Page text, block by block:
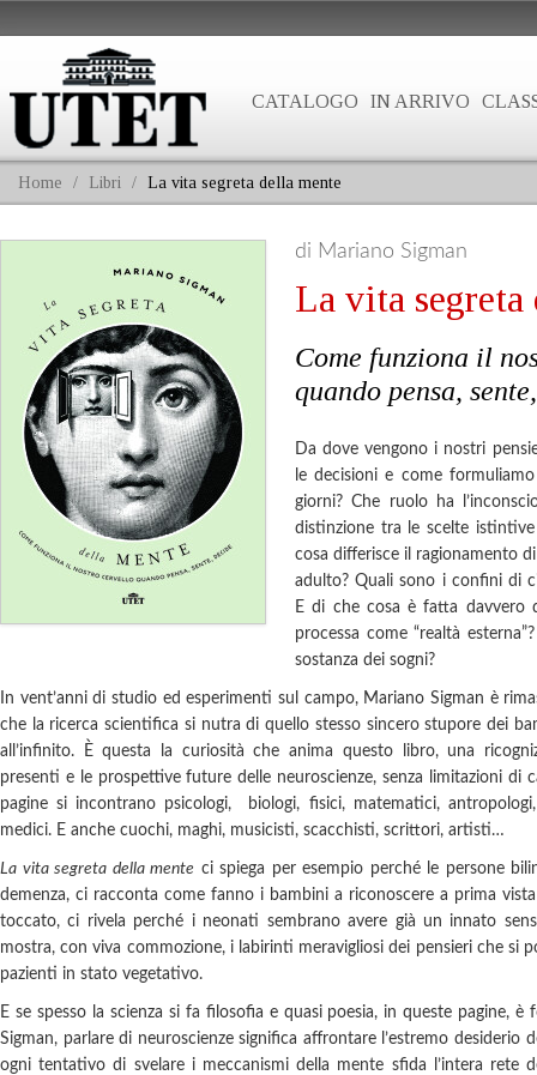
CATALOGO IN ARRIVO
Home / Libri / La vita segreta della mente
di Mariano Sigman
La vita segreta
Come funziona il
quando pensa,
Da dove vengono i nostri
le decisioni e come
giorni? Che ruolo ha
distinzione tra le scelte
cosa differisce il ragionamento
adulto? Quali sono i confini di
E di che cosa è fatta davvero
processa come “realtà
sostanza dei sogni?
In vent’anni di studio ed esperimenti sul campo, Mariano Sigman è
che la ricerca scientifica si nutra di quello stesso sincero stupore dei
all’infinito. È questa la curiosità che anima questo libro, una
presenti e le prospettive future delle neuroscienze, senza limitazioni di
pagine si incontrano psicologi, biologi, fisici, matematici,
medici. E anche cuochi, maghi, musicisti, scacchisti, scrittori, artisti…
La vita segreta della mente ci spiega per esempio perché le persone
demenza, ci racconta come fanno i bambini a riconoscere a prima
toccato, ci rivela perché i neonati sembrano avere già un innato
mostra, con viva commozione, i labirinti meravigliosi dei pensieri che si
pazienti in stato vegetativo.
E se spesso la scienza si fa filosofia e quasi poesia, in queste pagine, è
Sigman, parlare di neuroscienze significa affrontare l’estremo desiderio
ogni tentativo di svelare i meccanismi della mente sfida l’intera rete